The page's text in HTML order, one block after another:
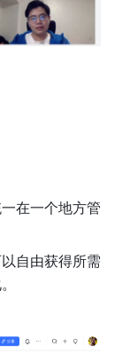
在一个地方管
自由获得所需